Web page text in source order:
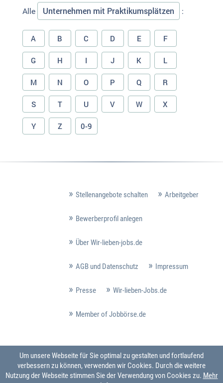
Alle Unternehmen mit Praktikumsplätzen :
A B C D E F
G H I J K L
M N O P Q R
S T U V W X
Y Z 0-9
Stellenangebote schalten Arbeitgeber
Bewerberprofil anlegen
Über Wir-lieben-jobs.de
AGB und Datenschutz Impressum
Presse Wir-lieben-Jobs.de
Member of Jobbörse.de
Um unsere Webseite für Sie optimal zu gestalten und fortlaufend
verbessern zu können, verwenden wir Cookies. Durch die weitere
Nutzung der Webseite stimmen Sie der Verwendung von Cookies zu. Mehr